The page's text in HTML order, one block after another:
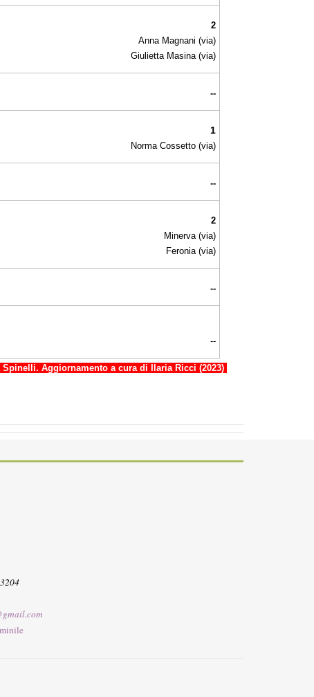
2
Anna Magnani (via)
Giulietta Masina (via)
--
1
Norma Cossetto (via)
--
2
Minerva (via)
Feronia (via)
--
--
Spinelli. Aggiornamento a cura di Ilaria Ricci (2023)